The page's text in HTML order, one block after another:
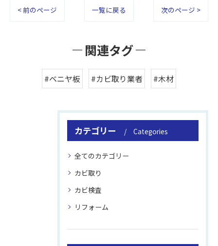
< 前のページ 一覧に戻る 次のページ >
関連タグ
#ベニヤ板 #カビ取り業者 #木材
カテゴリー Categories
全てのカテゴリー
カビ取り
カビ検査
リフォーム